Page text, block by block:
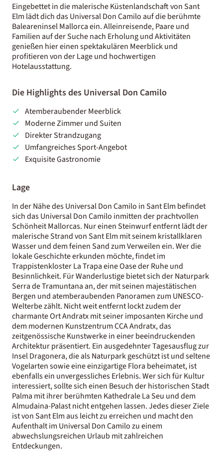
Eingebettet in die malerische Küstenlandschaft von Sant
Elm lädt dich das Universal Don Camilo auf die berühmte
Baleareninsel Mallorca ein. Alleinreisende, Paare und
Familien auf der Suche nach Erholung und Aktivitäten
genießen hier einen spektakulären Meerblick und
profitieren von der Lage und hochwertigen
Hotelausstattung.
Die Highlights des Universal Don Camilo
Atemberaubender Meerblick
Moderne Zimmer und Suiten
Direkter Strandzugang
Umfangreiches Sport-Angebot
Exquisite Gastronomie
Lage
In der Nähe des Universal Don Camilo in Sant Elm befindet
sich das Universal Don Camilo inmitten der prachtvollen
Schönheit Mallorcas. Nur einen Steinwurf entfernt lädt der
malerische Strand von Sant Elm mit seinem kristallklaren
Wasser und dem feinen Sand zum Verweilen ein. Wer die
lokale Geschichte erkunden möchte, findet im
Trappistenkloster La Trapa eine Oase der Ruhe und
Besinnlichkeit. Für Wanderlustige bietet sich der Naturpark
Serra de Tramuntana an, der mit seinen majestätischen
Bergen und atemberaubenden Panoramen zum UNESCO-
Welterbe zählt. Nicht weit entfernt lockt zudem der
charmante Ort Andratx mit seiner imposanten Kirche und
dem modernen Kunstzentrum CCA Andratx, das
zeitgenössische Kunstwerke in einer beeindruckenden
Architektur präsentiert. Ein ausgedehnter Tagesausflug zur
Insel Dragonera, die als Naturpark geschützt ist und seltene
Vogelarten sowie eine einzigartige Flora beheimatet, ist
ebenfalls ein unvergessliches Erlebnis. Wer sich für Kultur
interessiert, sollte sich einen Besuch der historischen Stadt
Palma mit ihrer berühmten Kathedrale La Seu und dem
Almudaina-Palast nicht entgehen lassen. Jedes dieser Ziele
ist von Sant Elm aus leicht zu erreichen und macht den
Aufenthalt im Universal Don Camilo zu einem
abwechslungsreichen Urlaub mit zahlreichen
Entdeckungen.